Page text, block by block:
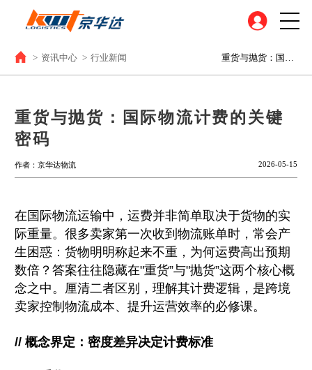
> 资讯中心 > 行业新闻
重货与抛货：国际物流计费的关键
密码
作者：京华达物流 2026-05-15
在国际物流运输中，运费并非简单取决于货物的实
际重量。很多卖家第一次收到物流账单时，常会产
生困惑：货物明明称起来不重，为何运费高出预期
数倍？答案往往隐藏在"重货”与"抛货”这两个核心概
念之中。厘清二者区别，理解其计费逻辑，是跨境
卖家控制物流成本、提升运营效率的必修课。
// 概念界定：密度差异决定计费标准